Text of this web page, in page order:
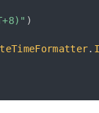
)
.